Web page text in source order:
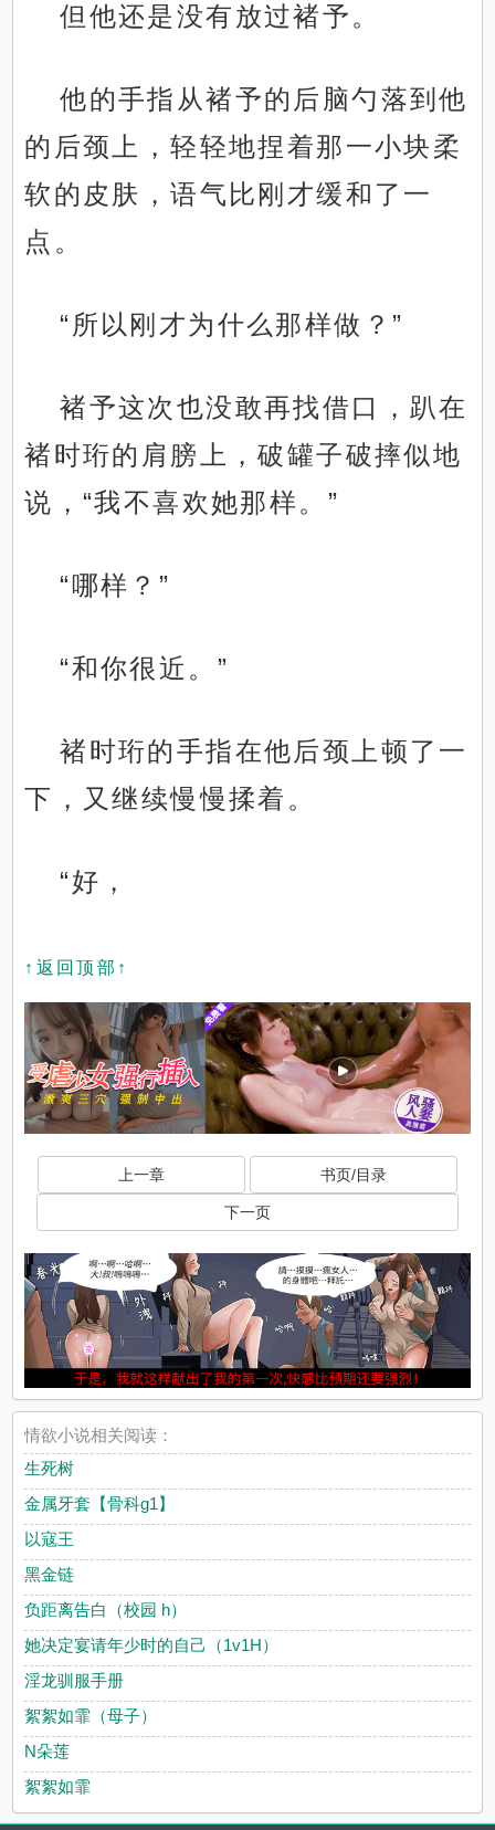
但他还是没有放过褚予。
他的手指从褚予的后脑勺落到他
的后颈上，轻轻地捏着那一小块柔
软的皮肤，语气比刚才缓和了一
点。
“所以刚才为什么那样做？”
褚予这次也没敢再找借口，趴在
褚时珩的肩膀上，破罐子破摔似地
说，“我不喜欢她那样。”
“哪样？”
“和你很近。”
褚时珩的手指在他后颈上顿了一
下，又继续慢慢揉着。
“好，
↑返回顶部↑
上一章 书页/目录
下一页
情欲小说相关阅读：
生死树
金属牙套【骨科g1】
以寇王
黑金链
负距离告白（校园 h）
她决定宴请年少时的自己（1v1H）
淫龙驯服手册
絮絮如霏（母子）
N朵莲
絮絮如霏